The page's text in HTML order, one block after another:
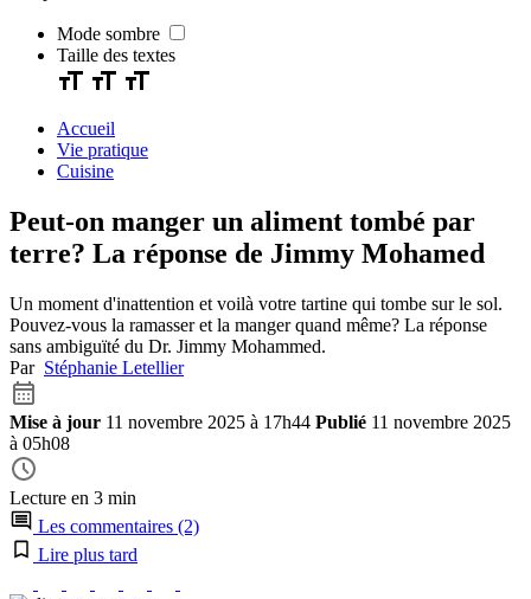
Mode sombre
Taille des textes
Accueil
Vie pratique
Cuisine
Peut-on manger un aliment tombé par
terre? La réponse de Jimmy Mohamed
Un moment d'inattention et voilà votre tartine qui tombe sur le sol.
Pouvez-vous la ramasser et la manger quand même? La réponse
sans ambiguïté du Dr. Jimmy Mohammed.
Par Stéphanie Letellier
Mise à jour 11 novembre 2025 à 17h44 Publié 11 novembre 2025
à 05h08
Lecture en 3 min
Les commentaires (2)
Lire plus tard